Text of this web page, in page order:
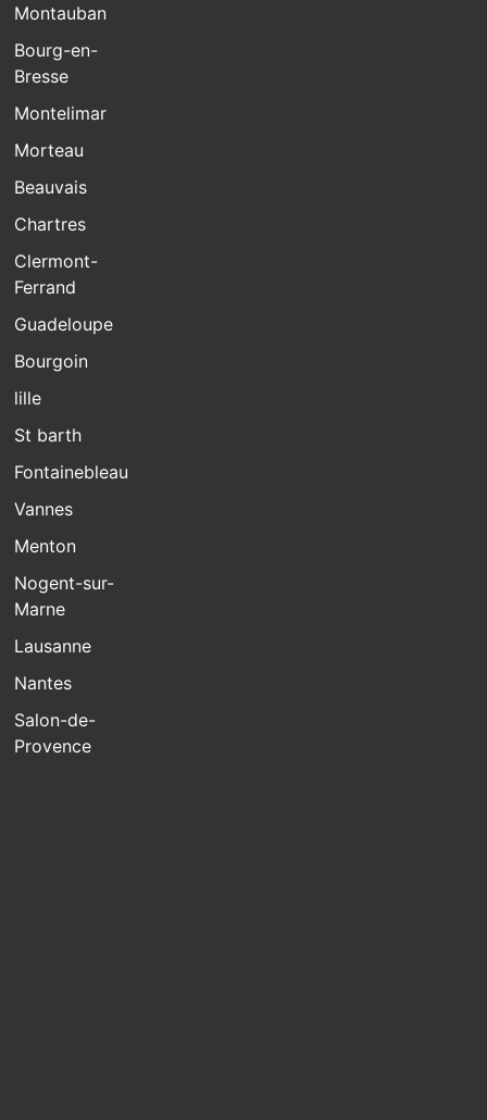
Montauban
Bourg-en-
Bresse
Montelimar
Morteau
Beauvais
Chartres
Clermont-
Ferrand
Guadeloupe
Bourgoin
lille
St barth
Fontainebleau
Vannes
Menton
Nogent-sur-
Marne
Lausanne
Nantes
Salon-de-
Provence